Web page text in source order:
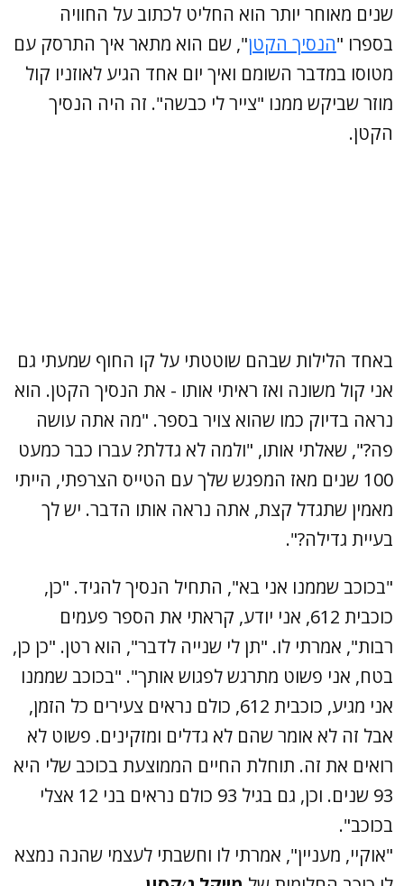
שנים מאוחר יותר הוא החליט לכתוב על החוויה
בספרו "הנסיך הקטן", שם הוא מתאר איך התרסק עם
מטוסו במדבר השומם ואיך יום אחד הגיע לאוזניו קול
מוזר שביקש ממנו "צייר לי כבשה". זה היה הנסיך
הקטן.
באחד הלילות שבהם שוטטתי על קו החוף שמעתי גם
אני קול משונה ואז ראיתי אותו - את הנסיך הקטן. הוא
נראה בדיוק כמו שהוא צויר בספר. "מה אתה עושה
פה?", שאלתי אותו, "ולמה לא גדלת? עברו כבר כמעט
100 שנים מאז המפגש שלך עם הטייס הצרפתי, הייתי
מאמין שתגדל קצת, אתה נראה אותו הדבר. יש לך
בעיית גדילה?".
"בכוכב שממנו אני בא", התחיל הנסיך להגיד. "כן,
כוכבית 612, אני יודע, קראתי את הספר פעמים
רבות", אמרתי לו. "תן לי שנייה לדבר", הוא רטן. "כן כן,
בטח, אני פשוט מתרגש לפגוש אותך". "בכוכב שממנו
אני מגיע, כוכבית 612, כולם נראים צעירים כל הזמן,
אבל זה לא אומר שהם לא גדלים ומזקינים. פשוט לא
רואים את זה. תוחלת החיים הממוצעת בכוכב שלי היא
93 שנים. וכן, גם בגיל 93 כולם נראים בני 12 אצלי
בכוכב".
"אוקיי, מעניין", אמרתי לו וחשבתי לעצמי שהנה נמצא